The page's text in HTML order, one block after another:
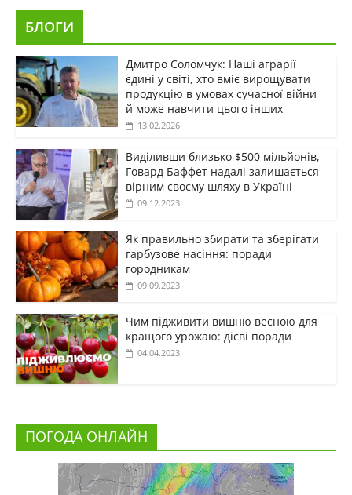
БЛОГИ
Дмитро Соломчук: Наші аграрії
єдині у світі, хто вміє вирощувати
продукцію в умовах сучасної війни
й може навчити цього інших
13.02.2026
Виділивши близько $500 мільйонів,
Говард Баффет надалі залишається
вірним своєму шляху в Україні
09.12.2023
Як правильно збирати та зберігати
гарбузове насіння: поради
городникам
09.09.2023
Чим підживити вишню весною для
кращого урожаю: дієві поради
04.04.2023
ПОГОДА ОНЛАЙН